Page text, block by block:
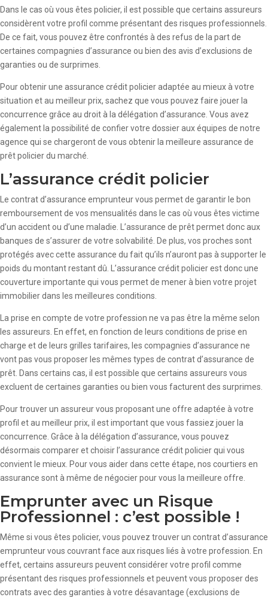
Dans le cas où vous êtes policier, il est possible que certains assureurs
considèrent votre profil comme présentant des risques professionnels.
De ce fait, vous pouvez être confrontés à des refus de la part de
certaines compagnies d’assurance ou bien des avis d’exclusions de
garanties ou de surprimes.
Pour obtenir une assurance crédit policier adaptée au mieux à votre
situation et au meilleur prix, sachez que vous pouvez faire jouer la
concurrence grâce au droit à la délégation d’assurance. Vous avez
également la possibilité de confier votre dossier aux équipes de notre
agence qui se chargeront de vous obtenir la meilleure assurance de
prêt policier du marché.
L’assurance crédit policier
Le contrat d’assurance emprunteur vous permet de garantir le bon
remboursement de vos mensualités dans le cas où vous êtes victime
d’un accident ou d’une maladie. L’assurance de prêt permet donc aux
banques de s’assurer de votre solvabilité. De plus, vos proches sont
protégés avec cette assurance du fait qu’ils n’auront pas à supporter le
poids du montant restant dû. L’assurance crédit policier est donc une
couverture importante qui vous permet de mener à bien votre projet
immobilier dans les meilleures conditions.
La prise en compte de votre profession ne va pas être la même selon
les assureurs. En effet, en fonction de leurs conditions de prise en
charge et de leurs grilles tarifaires, les compagnies d’assurance ne
vont pas vous proposer les mêmes types de contrat d’assurance de
prêt. Dans certains cas, il est possible que certains assureurs vous
excluent de certaines garanties ou bien vous facturent des surprimes.
Pour trouver un assureur vous proposant une offre adaptée à votre
profil et au meilleur prix, il est important que vous fassiez jouer la
concurrence. Grâce à la délégation d’assurance, vous pouvez
désormais comparer et choisir l’assurance crédit policier qui vous
convient le mieux. Pour vous aider dans cette étape, nos courtiers en
assurance sont à même de négocier pour vous la meilleure offre.
Emprunter avec un Risque
Professionnel : c’est possible !
Même si vous êtes policier, vous pouvez trouver un contrat d’assurance
emprunteur vous couvrant face aux risques liés à votre profession. En
effet, certains assureurs peuvent considérer votre profil comme
présentant des risques professionnels et peuvent vous proposer des
contrats avec des garanties à votre désavantage (exclusions de